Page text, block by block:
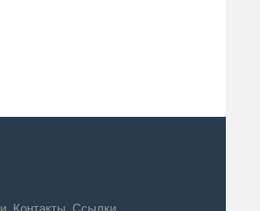
Контакты Ссылки